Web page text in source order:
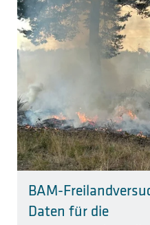
BAM-
Daten für die